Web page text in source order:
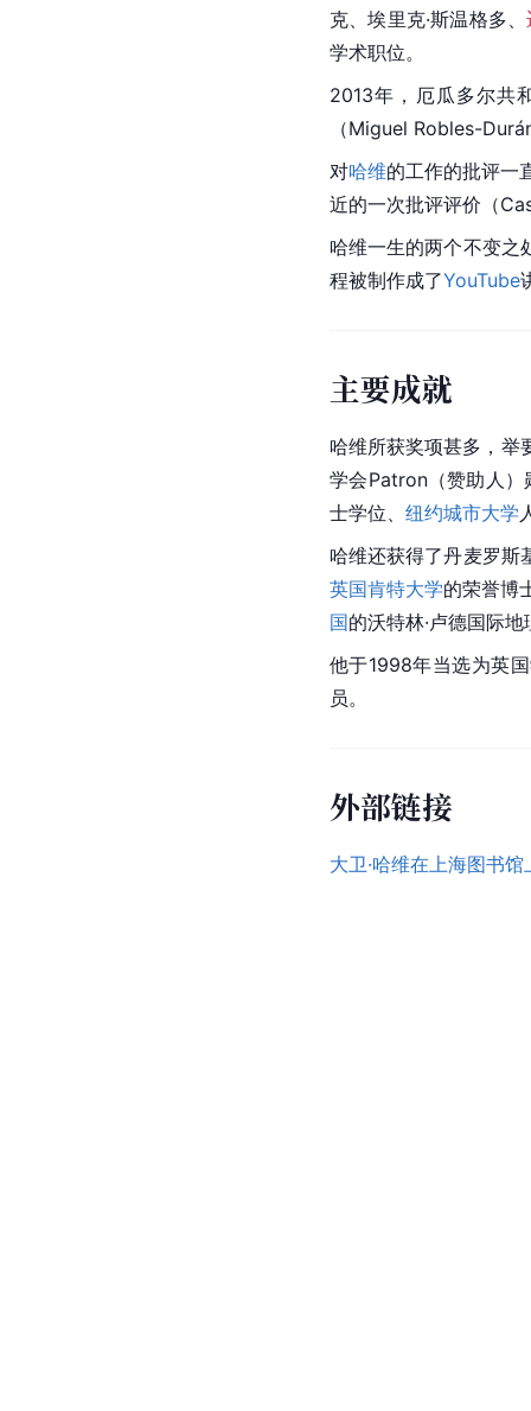
克、埃里克·斯温格多、
学术职位。
2013年， 厄瓜多尔共
（Miguel Robles-
对哈维的工作的批评一
近的一次批评评价（
哈维一生的两个不变之
程被制作成了YouTube
主要成就
哈维所获奖项甚多，举
学会Patron（赞助人
士学位、 纽约城市大学
哈维还获得了丹麦罗斯
英国肯特大学的荣誉博
国的沃特林·卢德国际地
他于1998年当选为英
员。
外部链接
大卫·哈维在上海图书